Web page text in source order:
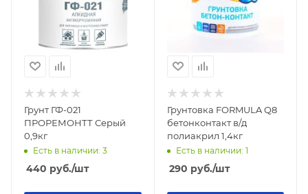
Грунт ГФ-021
ПРОРЕМОНТТ Серый
0,9кг
Есть в наличии: 3
440 руб./шт
Грунтовка FORMULA Q8
бетонконтакт в/д
полиакрил 1,4кг
Есть в наличии: 1
290 руб./шт